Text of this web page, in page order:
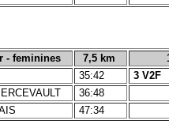
- feminines 7,5 km
35:42
3 V2F
36:48
47:34